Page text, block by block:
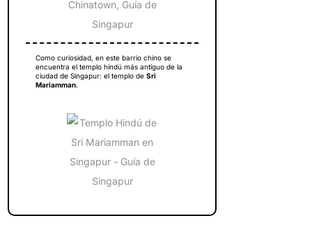
Como curiosidad, en este barrio chino se
encuentra el templo hindú más antiguo de la
ciudad de Singapur: el templo de Sri
Mariamman.